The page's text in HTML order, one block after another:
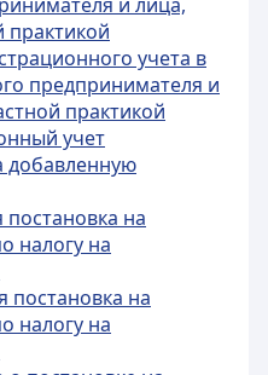
учета в
предпринимателя и
практикой
учет
добавленную
постановка на
налогу на
постановка на
налогу на